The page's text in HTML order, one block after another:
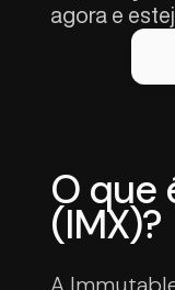
agora e
O que
(IMX)?